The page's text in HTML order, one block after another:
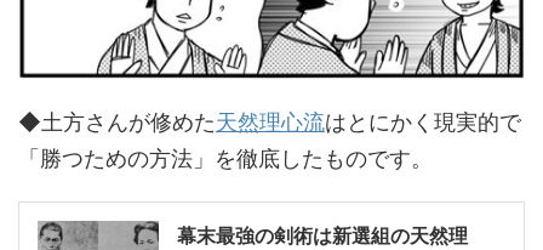
◆土方さんが修めた天然理心流はとにかく現実的で
「勝つための方法」を徹底したものです。
幕末最強の剣術は新選組の天然理